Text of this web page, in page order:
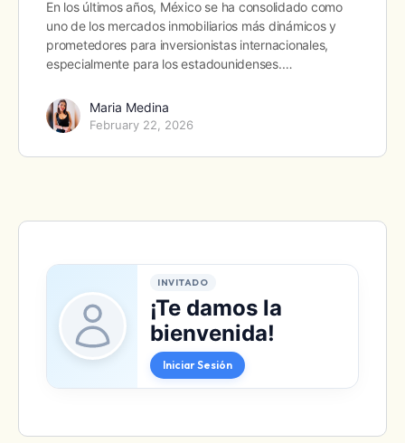
En los últimos años, México se ha consolidado como
uno de los mercados inmobiliarios más dinámicos y
prometedores para inversionistas internacionales,
especialmente para los estadounidenses.…
Maria Medina
February 22, 2026
INVITADO
¡Te damos la
bienvenida!
Iniciar Sesión